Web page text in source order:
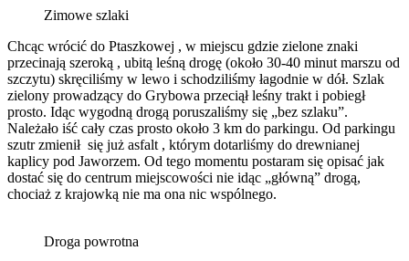
Zimowe szlaki
Chcąc wrócić do Ptaszkowej , w miejscu gdzie zielone znaki
przecinają szeroką , ubitą leśną drogę (około 30-40 minut marszu od
szczytu) skręciliśmy w lewo i schodziliśmy łagodnie w dół. Szlak
zielony prowadzący do Grybowa przeciął leśny trakt i pobiegł
prosto. Idąc wygodną drogą poruszaliśmy się „bez szlaku”.
Należało iść cały czas prosto około 3 km do parkingu. Od parkingu
szutr zmienił się już asfalt , którym dotarliśmy do drewnianej
kaplicy pod Jaworzem. Od tego momentu postaram się opisać jak
dostać się do centrum miejscowości nie idąc „główną” drogą,
chociaż z krajowką nie ma ona nic wspólnego.
Droga powrotna